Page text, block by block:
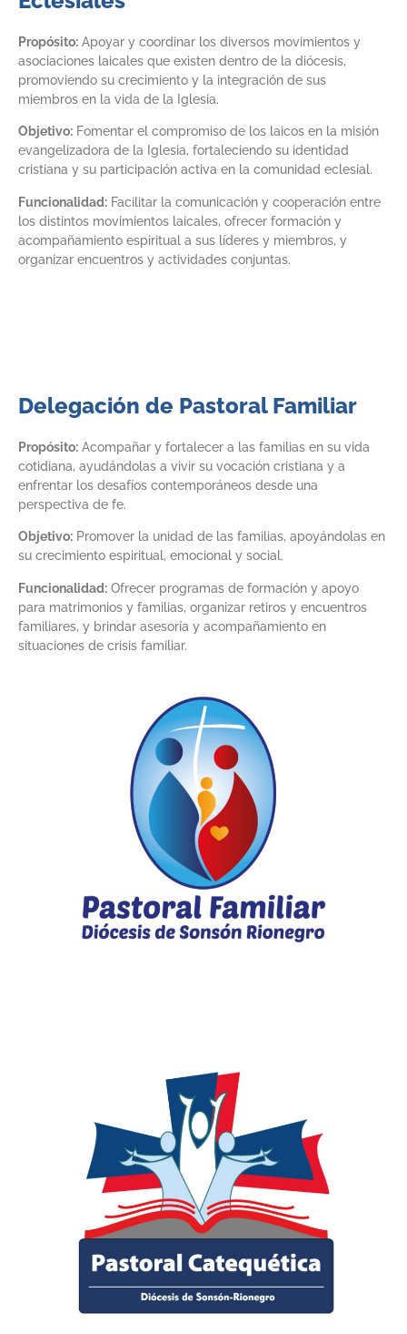
Propósito: Apoyar y coordinar los diversos movimientos y
asociaciones laicales que existen dentro de la diócesis,
promoviendo su crecimiento y la integración de sus
miembros en la vida de la Iglesia.
Objetivo: Fomentar el compromiso de los laicos en la misión
evangelizadora de la Iglesia, fortaleciendo su identidad
cristiana y su participación activa en la comunidad eclesial.
Funcionalidad: Facilitar la comunicación y cooperación entre
los distintos movimientos laicales, ofrecer formación y
acompañamiento espiritual a sus líderes y miembros, y
organizar encuentros y actividades conjuntas.
Delegación de Pastoral Familiar
Propósito: Acompañar y fortalecer a las familias en su vida
cotidiana, ayudándolas a vivir su vocación cristiana y a
enfrentar los desafíos contemporáneos desde una
perspectiva de fe.
Objetivo: Promover la unidad de las familias, apoyándolas en
su crecimiento espiritual, emocional y social.
Funcionalidad: Ofrecer programas de formación y apoyo
para matrimonios y familias, organizar retiros y encuentros
familiares, y brindar asesoría y acompañamiento en
situaciones de crisis familiar.